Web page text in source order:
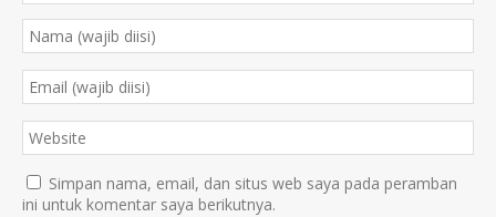
Simpan nama, email, dan situs web saya pada peramban
ini untuk komentar saya berikutnya.